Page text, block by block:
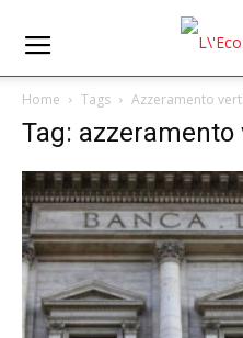
Home Tags Azzeramento
Tag: